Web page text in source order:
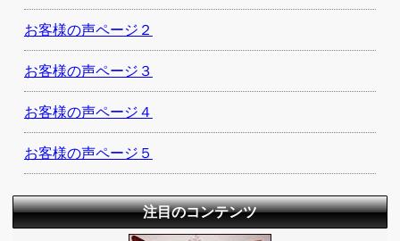
お客様の声ページ２
お客様の声ページ３
お客様の声ページ４
お客様の声ページ５
注目のコンテンツ